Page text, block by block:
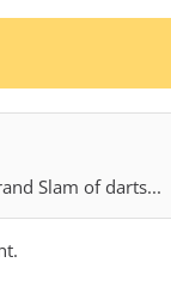
Slam of darts...